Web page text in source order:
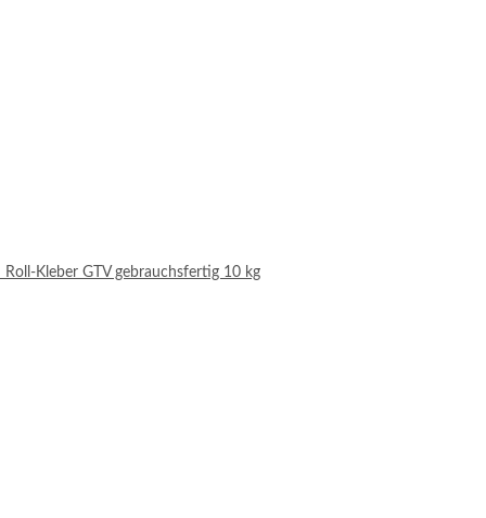
Roll-Kleber GTV gebrauchsfertig 10 kg